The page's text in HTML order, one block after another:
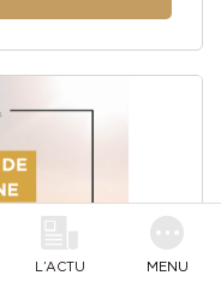
L’ACTU MENU